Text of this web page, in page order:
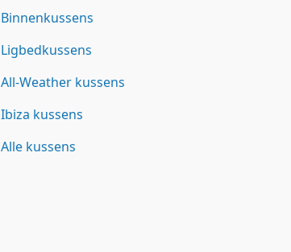
Binnenkussens
Ligbedkussens
All-Weather kussens
Ibiza kussens
Alle kussens